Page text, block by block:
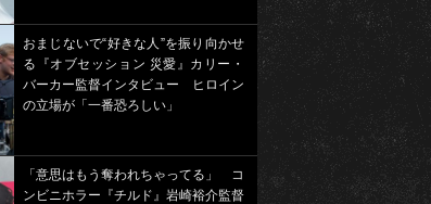
おまじないで“好きな人”を振り向かせ
る『オブセッション 災愛』カリー・
バーカー監督インタビュー ヒロイン
の立場が「一番恐ろしい」
「意思はもう奪われちゃってる」 コ
ンビニホラー『チルド』岩崎裕介監督